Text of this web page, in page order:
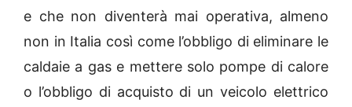
e che non diventerà mai operativa, almeno
non in Italia così come l’obbligo di eliminare le
caldaie a gas e mettere solo pompe di calore
o l’obbligo di acquisto di un veicolo elettrico